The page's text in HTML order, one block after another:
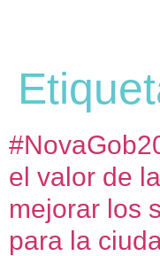
el valor de
mejorar los
para la